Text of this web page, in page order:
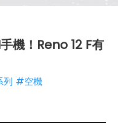
機！Reno 12 F有
列 #空機